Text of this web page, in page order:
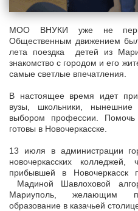
МОО ВНУКИ уже не
Общественным движением
лета поездка детей из
знакомство с городом и его
самые светлые впечатления.
В настоящее время идет
вузы, школьники,
выбором профессии.
готовы в Новочеркасске.
13 июля в администрации
новочеркасских
прибывшей в
Мадиной Шавлоховой
Мариуполь, желающим
образование в казачьей